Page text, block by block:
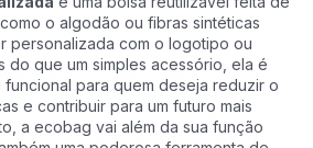
o algodão ou fibras sintéticas
personalizada com o logotipo ou
do que um simples acessório, ela é
funcional para quem deseja reduzir o
e contribuir para um futuro mais
a ecobag vai além da sua função